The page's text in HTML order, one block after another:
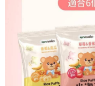
１．透過由恩沛科技股份有限
易，需依本服務之必要範圍內
２．關於個人資料處理事宜，
https://aftee.tw/terms/#terms3
３．未成年的使用者請事先徵
「AFTEE先享後付」，若未
任。
４．使用「AFTEE先享後付」
時審查核予不同之上限額度；
每筆NT$100，滿NT$590(
每筆NT$150，滿NT$890(